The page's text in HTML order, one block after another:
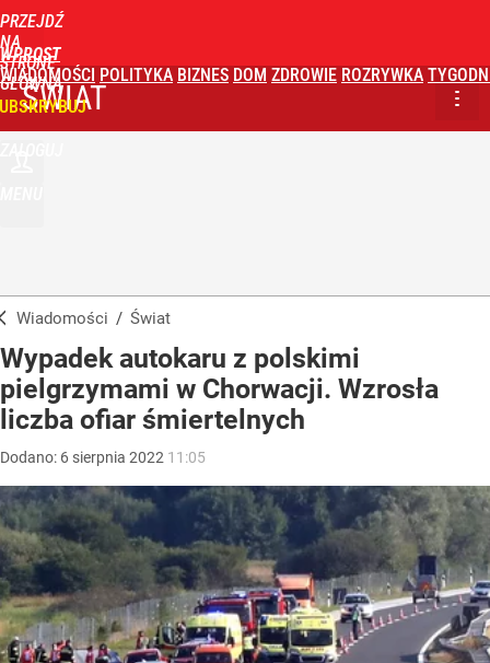
PRZEJDŹ
NA
STRONĘ
GŁÓWNĄ
WPROST
WIADOMOŚCI POLITYKA BIZNES DOM ZDROWIE ROZRYWKA
ŚWIAT
Wiadomości / Świat
Wypadek autokaru z polskimi
pielgrzymami w Chorwacji. Wzrosła
liczba ofiar śmiertelnych
Dodano: 6 sierpnia 2022 11:05